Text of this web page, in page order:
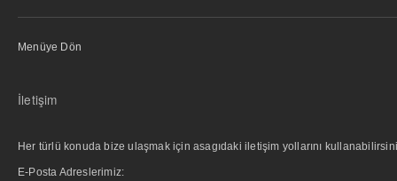
Menüye Dön
İletişim
Her türlü konuda bize ulaşmak için asagıdaki iletişim yollarını
E-Posta Adreslerimiz: